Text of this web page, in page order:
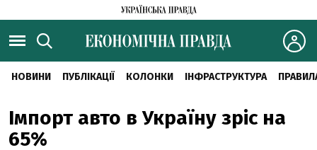
НОВИНИ ПУБЛІКАЦІЇ КОЛОНКИ ІНФРАСТРУКТУРА
Імпорт авто в Україну зріс на
65%